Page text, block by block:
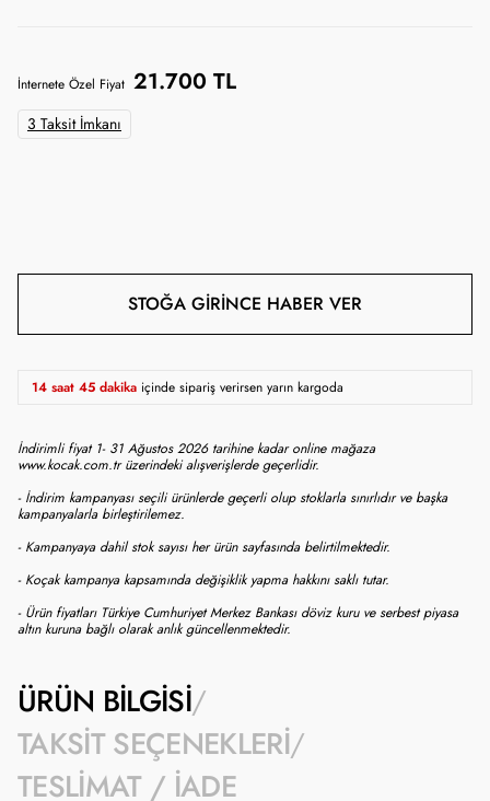
İnternete Özel Fiyat 21.700 TL
3 Taksit İmkanı
STOĞA GIRINCE HABER VER
14 saat 45 dakika içinde sipariş verirsen yarın kargoda
İndirimli fiyat 1- 31 Ağustos 2026 tarihine kadar online mağaza
www.kocak.com.tr üzerindeki alışverişlerde geçerlidir.
- İndirim kampanyası seçili ürünlerde geçerli olup stoklarla sınırlıdır ve başka
kampanyalarla birleştirilemez.
- Kampanyaya dahil stok sayısı her ürün sayfasında belirtilmektedir.
- Koçak kampanya kapsamında değişiklik yapma hakkını saklı tutar.
- Ürün fiyatları Türkiye Cumhuriyet Merkez Bankası döviz kuru ve serbest piyasa
altın kuruna bağlı olarak anlık güncellenmektedir.
ÜRÜN BILGISI
TAKSIT SEÇENEKLERI
TESLIMAT / İADE